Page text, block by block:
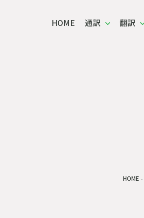
HOME 通訳 翻訳
HOME -